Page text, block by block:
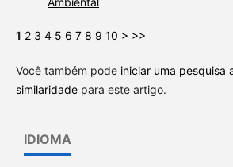
1 2 3 4 5 6 7 8 9 10 > >>
Você também pode iniciar uma pesquisa
similaridadepara este artigo.
IDIOMA